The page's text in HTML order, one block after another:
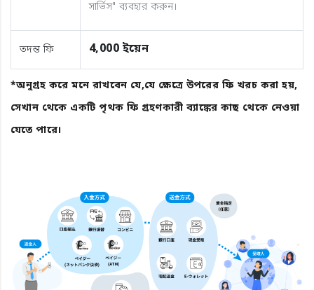
সার্ভিস" ব্যবহার করুন।
তদন্ত ফি 4,000 ইয়েন
*অনুগ্রহ করে মনে রাখবেন যে,যে ক্ষেত্রে উপরের ফি খরচ করা হয়,
সেখান থেকে একটি পৃথক ফি গ্রহণকারী ব্যাঙ্কের কাছ থেকে নেওয়া
যেতে পারে।